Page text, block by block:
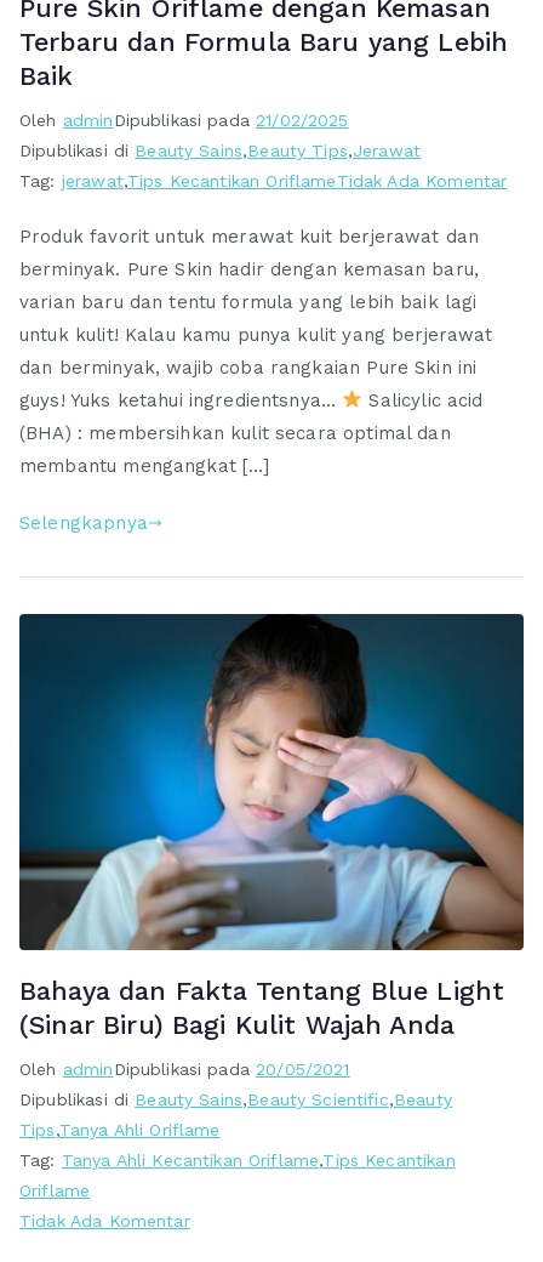
Pure Skin Oriflame dengan Kemasan
Terbaru dan Formula Baru yang Lebih
Baik
Oleh adminDipublikasi pada21/02/2025
Dipublikasi di Beauty Sains,Beauty Tips,Jerawat
Tag: jerawat,Tips Kecantikan OriflameTidak Ada Komentar
Produk favorit untuk merawat kuit berjerawat dan
berminyak. Pure Skin hadir dengan kemasan baru,
varian baru dan tentu formula yang lebih baik lagi
untuk kulit! Kalau kamu punya kulit yang berjerawat
dan berminyak, wajib coba rangkaian Pure Skin ini
guys! Yuks ketahui ingredientsnya…
Salicylic acid
(BHA) : membersihkan kulit secara optimal dan
membantu mengangkat […]
Selengkapnya
Bahaya dan Fakta Tentang Blue Light
(Sinar Biru) Bagi Kulit Wajah Anda
Oleh adminDipublikasi pada20/05/2021
Dipublikasi di Beauty Sains,Beauty Scientific,Beauty
Tips,Tanya Ahli Oriflame
Tag: Tanya Ahli Kecantikan Oriflame,Tips Kecantikan
Oriflame
Tidak Ada Komentarpada